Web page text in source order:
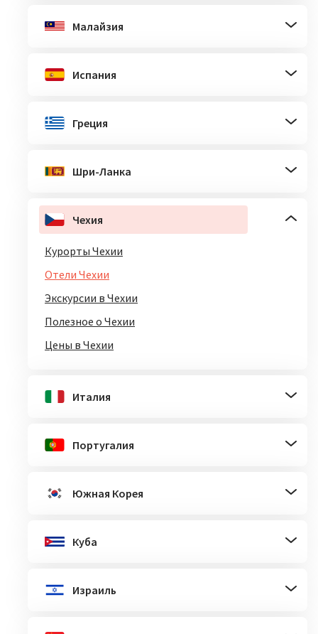
Малайзия
Испания
Греция
Шри-Ланка
Чехия
Курорты Чехии
Отели Чехии
Экскурсии в Чехии
Полезное о Чехии
Цены в Чехии
Италия
Португалия
Южная Корея
Куба
Израиль